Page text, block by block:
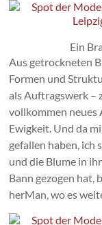
Ein
Aus getrockneten
Formen und
als Auftragswerk –
vollkommen neues
Ewigkeit. Und da
gefallen haben, ich
und die Blume in
Bann gezogen hat,
herMan, wo es